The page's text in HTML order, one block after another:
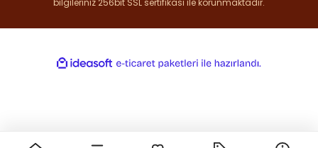
ideasoft
e-